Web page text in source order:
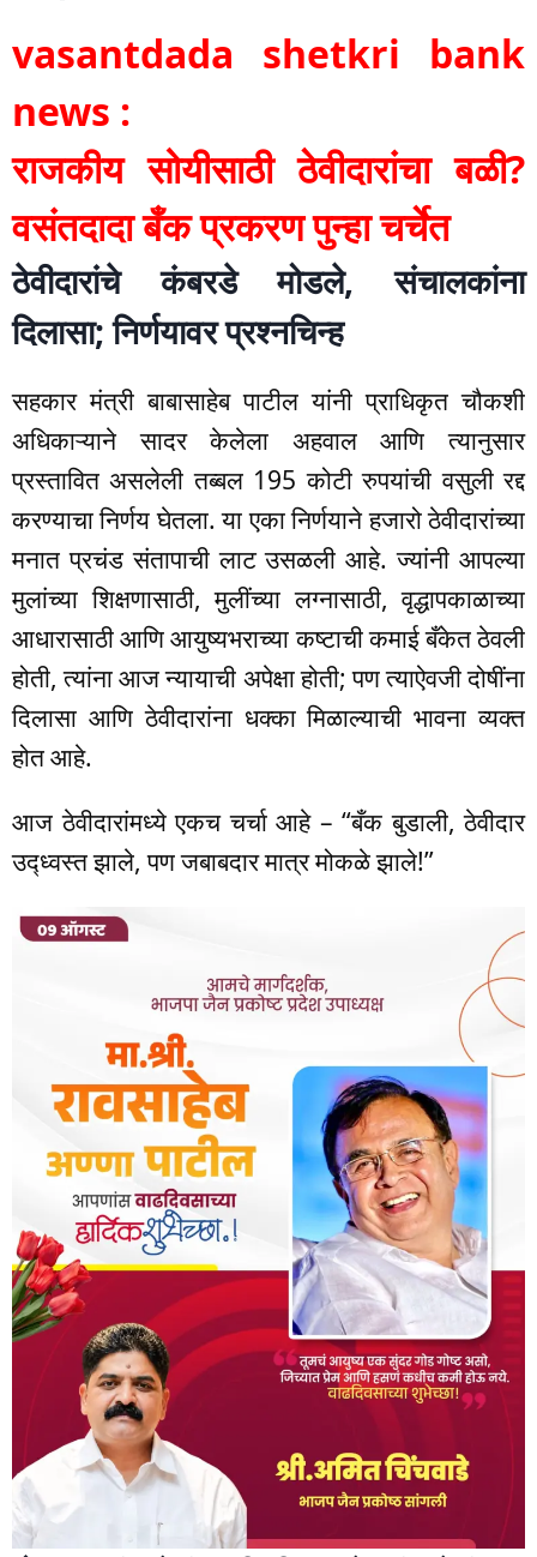
vasantdada shetkri bank
news :
राजकीय सोयीसाठी ठेवीदारांचा बळी?
वसंतदादा बँक प्रकरण पुन्हा चर्चेत
ठेवीदारांचे कंबरडे मोडले, संचालकांना
दिलासा; निर्णयावर प्रश्नचिन्ह
सहकार मंत्री बाबासाहेब पाटील यांनी प्राधिकृत चौकशी
अधिकाऱ्याने सादर केलेला अहवाल आणि त्यानुसार
प्रस्तावित असलेली तब्बल 195 कोटी रुपयांची वसुली रद्द
करण्याचा निर्णय घेतला. या एका निर्णयाने हजारो ठेवीदारांच्या
मनात प्रचंड संतापाची लाट उसळली आहे. ज्यांनी आपल्या
मुलांच्या शिक्षणासाठी, मुलींच्या लग्नासाठी, वृद्धापकाळाच्या
आधारासाठी आणि आयुष्यभराच्या कष्टाची कमाई बँकेत ठेवली
होती, त्यांना आज न्यायाची अपेक्षा होती; पण त्याऐवजी दोषींना
दिलासा आणि ठेवीदारांना धक्का मिळाल्याची भावना व्यक्त
होत आहे.
आज ठेवीदारांमध्ये एकच चर्चा आहे – “बँक बुडाली, ठेवीदार
उद्ध्वस्त झाले, पण जबाबदार मात्र मोकळे झाले!”